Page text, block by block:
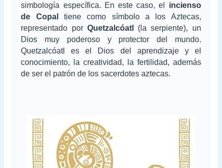
simbología específica. En este caso, el incienso
de Copal
tiene como símbolo a los Aztecas,
representado por Quetzalcóatl
(la serpiente), un
Dios muy poderoso y protector del mundo.
Quetzalcóatl es el Dios del aprendizaje y el
conocimiento, la creatividad, la fertilidad, además
de ser el patrón de los sacerdotes aztecas.